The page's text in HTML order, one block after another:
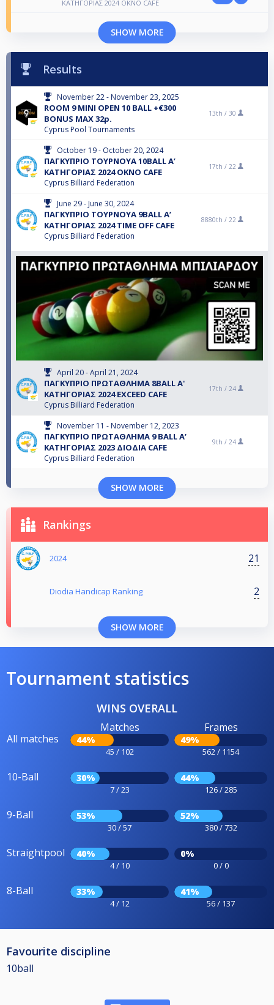
ΚΑΤΗΓΟΡΙΑΣ 2024 OKNO CAFE
SHOW MORE
Results
November 22 - November 23, 2025
ROOM 9 MINI OPEN 10 BALL +€300
BONUS MAX 32p.
Cyprus Pool Tournaments
13th / 30
October 19 - October 20, 2024
ΠΑΓΚΥΠΡΙΟ ΤΟΥΡΝΟΥΑ 10BALL A’
ΚΑΤΗΓΟΡΙΑΣ 2024 OKNO CAFE
Cyprus Billiard Federation
17th / 22
June 29 - June 30, 2024
ΠΑΓΚΥΠΡΙΟ ΤΟΥΡΝΟΥΑ 9BALL A’
ΚΑΤΗΓΟΡΙΑΣ 2024 TIME OFF CAFE
Cyprus Billiard Federation
8880th / 22
April 20 - April 21, 2024
ΠΑΓΚΥΠΡΙΟ ΠΡΩΤΑΘΛΗΜΑ 8BALL Α'
ΚΑΤΗΓΟΡIΑΣ 2024 ΕXCEED CAFE
Cyprus Billiard Federation
17th / 24
November 11 - November 12, 2023
ΠΑΓΚΥΠΡΙΟ ΠΡΩΤΑΘΛΗΜΑ 9 BALL Α’
ΚΑΤΗΓΟΡΙΑΣ 2023 ΔΙΟΔΙΑ CAFE
Cyprus Billiard Federation
9th / 24
SHOW MORE
Rankings
2024 21
Diodia Handicap Ranking 2
SHOW MORE
Tournament statistics
WINS OVERALL
All matches
Matches
44%
45 / 102
Frames
49%
562 / 1154
10-Ball 30%
7 / 23
44%
126 / 285
9-Ball 53%
30 / 57
52%
380 / 732
Straightpool 40%
4 / 10
0%
0 / 0
8-Ball 33%
4 / 12
41%
56 / 137
Favourite discipline
10ball